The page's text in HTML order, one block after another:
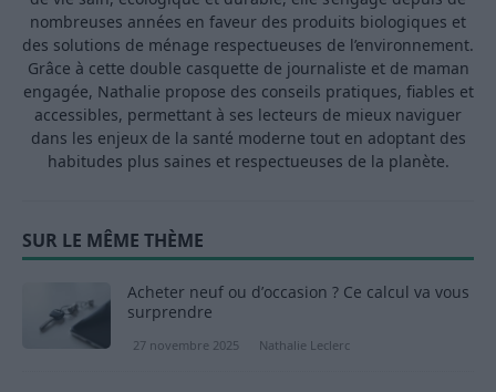
nombreuses années en faveur des produits biologiques et
des solutions de ménage respectueuses de l’environnement.
Grâce à cette double casquette de journaliste et de maman
engagée, Nathalie propose des conseils pratiques, fiables et
accessibles, permettant à ses lecteurs de mieux naviguer
dans les enjeux de la santé moderne tout en adoptant des
habitudes plus saines et respectueuses de la planète.
SUR LE MÊME THÈME
Acheter neuf ou d’occasion ? Ce calcul va vous
surprendre
27 novembre 2025 Nathalie Leclerc